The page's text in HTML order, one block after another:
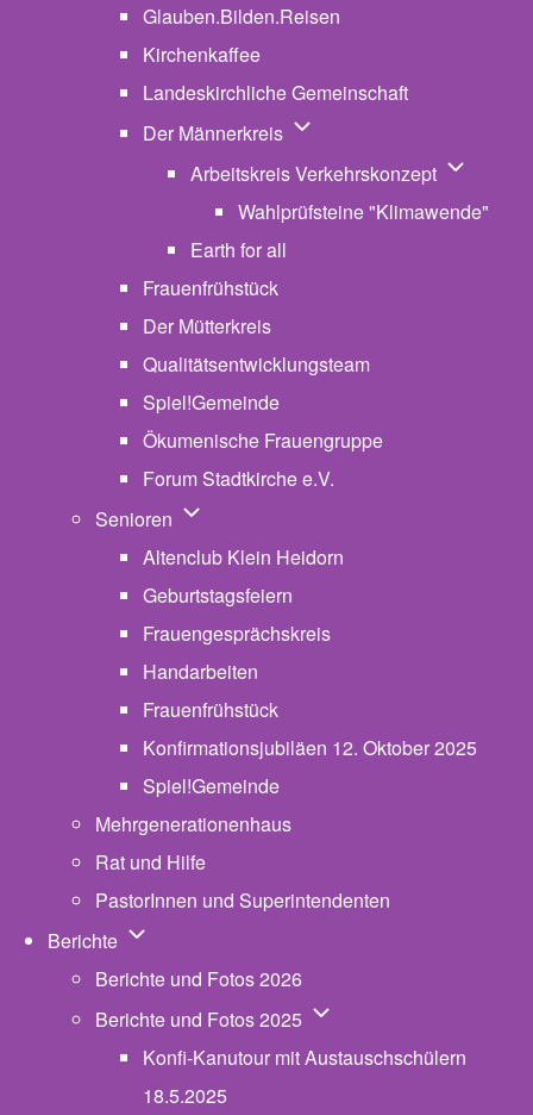
Glauben.Bilden.Reisen
Kirchenkaffee
Landeskirchliche Gemeinschaft
Der Männerkreis Unternavigation von Der
Arbeitskreis Verkehrskonzept
Wahlprüfsteine "Klimawende"
Earth for all
Frauenfrühstück
Der Mütterkreis
Qualitätsentwicklungsteam
Spiel!Gemeinde
Ökumenische Frauengruppe
Forum Stadtkirche e.V.
Senioren Unternavigation von Senioren
Altenclub Klein Heidorn
Geburtstagsfeiern
Frauengesprächskreis
Handarbeiten
Frauenfrühstück
Konfirmationsjubiläen 12. Oktober 2025
Spiel!Gemeinde
Mehrgenerationenhaus
Rat und Hilfe
PastorInnen und Superintendenten
Berichte Unternavigation von Berichte
Berichte und Fotos 2026
Berichte und Fotos 2025 Unternavigation von
Konfi-Kanutour mit Austauschschülern
18.5.2025